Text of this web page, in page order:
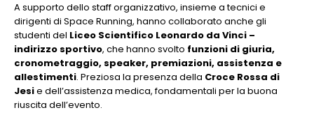
A supporto dello staff organizzativo, insieme a tecnici e
dirigenti di Space Running, hanno collaborato anche gli
studenti del Liceo Scientifico Leonardo da Vinci –
indirizzo sportivo, che hanno svolto funzioni di giuria,
cronometraggio, speaker, premiazioni, assistenza e
allestimenti. Preziosa la presenza della Croce Rossa di
Jesie dell’assistenza medica, fondamentali per la buona
riuscita dell’evento.